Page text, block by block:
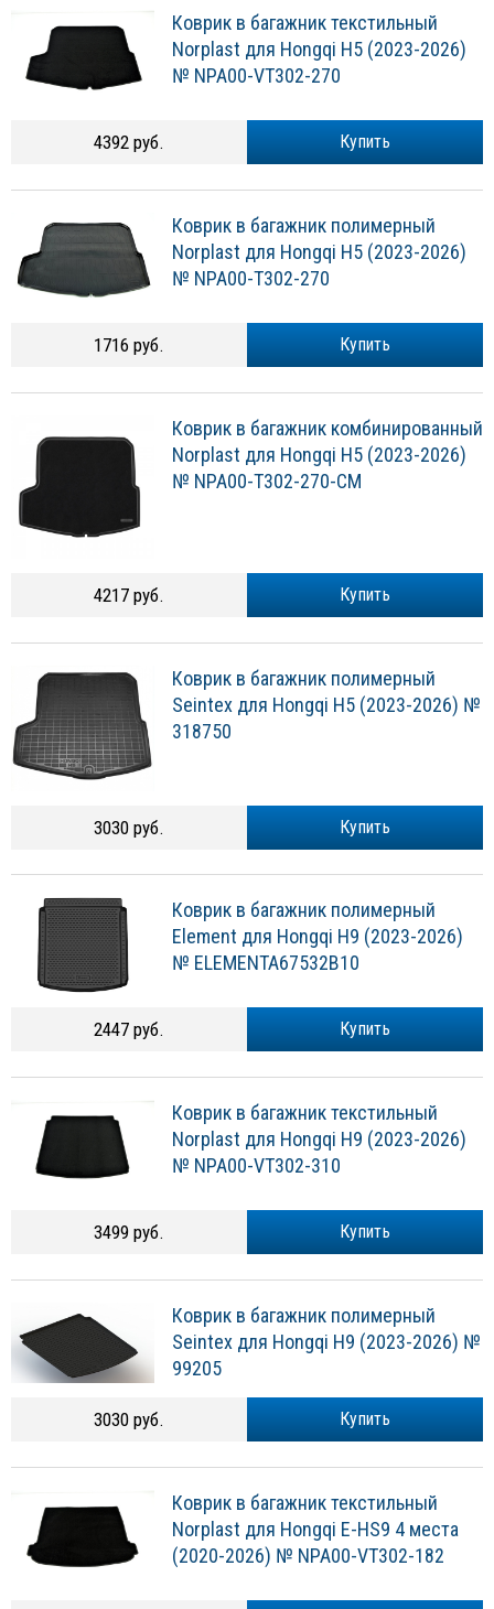
Коврик в багажник текстильный
Norplast для Hongqi H5 (2023-2026)
№ NPA00-VT302-270
Купить
4392 руб.
Коврик в багажник полимерный
Norplast для Hongqi H5 (2023-2026)
№ NPA00-T302-270
Купить
1716 руб.
Коврик в багажник комбинированный
Norplast для Hongqi H5 (2023-2026)
№ NPA00-T302-270-CM
Купить
4217 руб.
Коврик в багажник полимерный
Seintex для Hongqi H5 (2023-2026) №
318750
Купить
3030 руб.
Коврик в багажник полимерный
Element для Hongqi H9 (2023-2026)
№ ELEMENTA67532B10
Купить
2447 руб.
Коврик в багажник текстильный
Norplast для Hongqi H9 (2023-2026)
№ NPA00-VT302-310
Купить
3499 руб.
Коврик в багажник полимерный
Seintex для Hongqi H9 (2023-2026) №
99205
Купить
3030 руб.
Коврик в багажник текстильный
Norplast для Hongqi E-HS9 4 места
(2020-2026) № NPA00-VT302-182